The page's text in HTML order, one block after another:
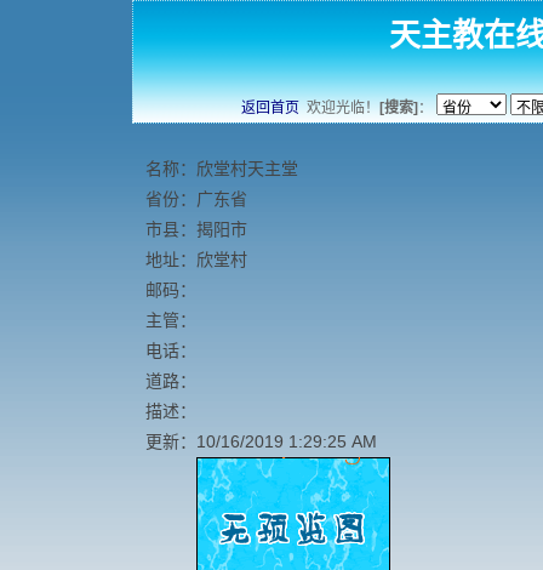
天主教在
返回首页欢迎光临！[搜索]：
名称：欣堂村天主堂
省份：广东省
市县：揭阳市
地址：欣堂村
邮码：
主管：
电话：
道路：
描述：
更新：10/16/2019 1:29:25 AM